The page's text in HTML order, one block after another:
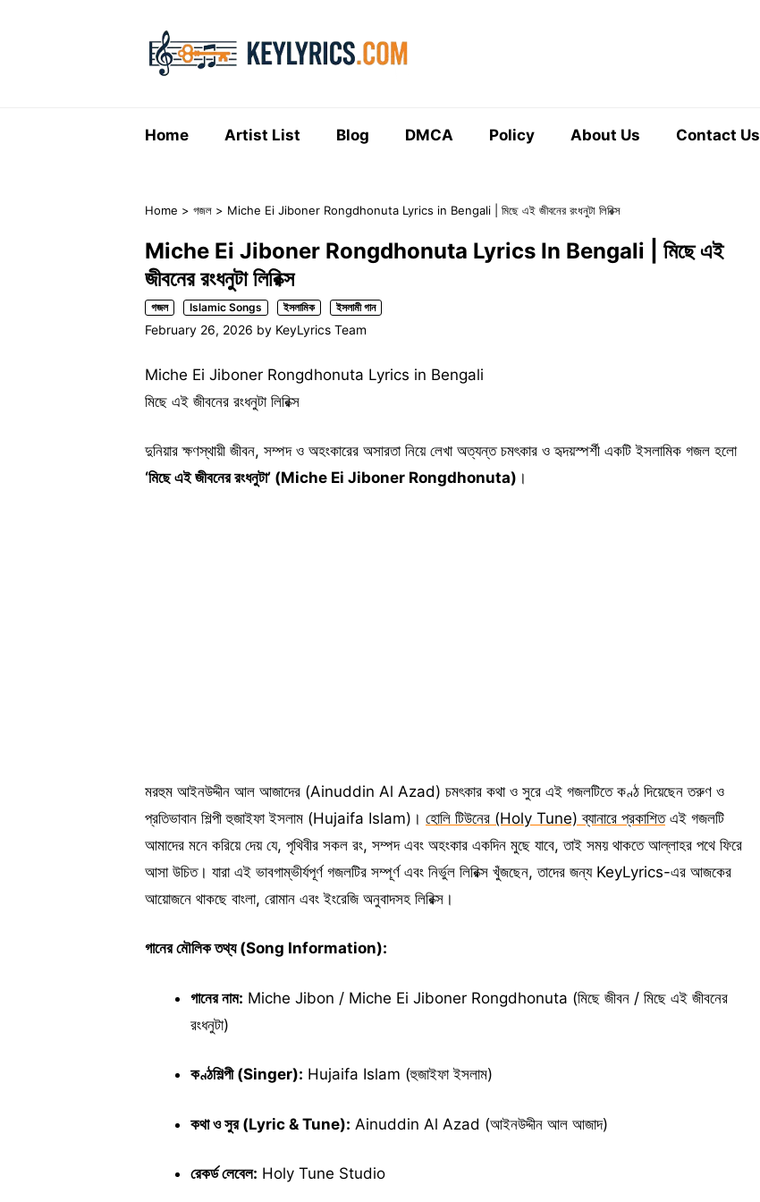
Home Artist List Blog DMCA Policy About Us Contact Us
Home > গজল > Miche Ei Jiboner Rongdhonuta Lyrics in Bengali | মিছে এই জীবনের রংধনুটা লিরিক্স
Miche Ei Jiboner Rongdhonuta Lyrics In Bengali | মিছে এই
জীবনের রংধনুটা লিরিক্স
গজল Islamic Songs ইসলামিক ইসলামী গান
February 26, 2026 by KeyLyrics Team
Miche Ei Jiboner Rongdhonuta Lyrics in Bengali
মিছে এই জীবনের রংধনুটা লিরিক্স
দুনিয়ার ক্ষণস্থায়ী জীবন, সম্পদ ও অহংকারের অসারতা নিয়ে লেখা অত্যন্ত চমৎকার ও হৃদয়স্পর্শী একটি ইসলামিক গজল হলো
‘মিছে এই জীবনের রংধনুটা’ (Miche Ei Jiboner Rongdhonuta) ।
মরহুম আইনউদ্দীন আল আজাদের (Ainuddin Al Azad) চমৎকার কথা ও সুরে এই গজলটিতে কণ্ঠ দিয়েছেন তরুণ ও
প্রতিভাবান শিল্পী হুজাইফা ইসলাম (Hujaifa Islam)। হোলি টিউনের (Holy Tune) ব্যানারে প্রকাশিতএই গজলটি
আমাদের মনে করিয়ে দেয় যে, পৃথিবীর সকল রং, সম্পদ এবং অহংকার একদিন মুছে যাবে, তাই সময় থাকতে আল্লাহর পথে ফিরে
আসা উচিত। যারা এই ভাবগাম্ভীর্যপূর্ণ গজলটির সম্পূর্ণ এবং নির্ভুল লিরিক্স খুঁজছেন, তাদের জন্য KeyLyrics-এর আজকের
আয়োজনে থাকছে বাংলা, রোমান এবং ইংরেজি অনুবাদসহ লিরিক্স।
গানের মৌলিক তথ্য (Song Information):
গানের নাম: Miche Jibon / Miche Ei Jiboner Rongdhonuta (মিছে জীবন / মিছে এই জীবনের
রংধনুটা)
কণ্ঠশিল্পী (Singer): Hujaifa Islam (হুজাইফা ইসলাম)
কথা ও সুর (Lyric & Tune): Ainuddin Al Azad (আইনউদ্দীন আল আজাদ)
রেকর্ড লেবেল: Holy Tune Studio